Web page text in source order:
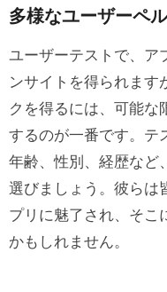
多様なユーザーペ
ユーザーテストで、ア
ンサイトを得られます
クを得るには、可能な
するのが一番です。テ
年齢、性別、経歴など
選びましょう。彼らは
プリに魅了され、そこ
かもしれません。